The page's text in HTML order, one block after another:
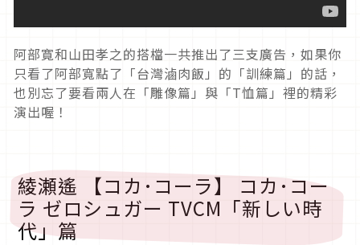
阿部寛和山田孝之的搭檔一共推出了三支廣告，如果你
只看了阿部寬點了「台灣滷肉飯」的「訓練篇」的話，
也別忘了要看兩人在「雕像篇」與「T恤篇」裡的精彩
演出喔！
綾瀬遙 【コカ･コーラ】 コカ･コー
ラ ゼロシュガー TVCM「新しい時
代」篇